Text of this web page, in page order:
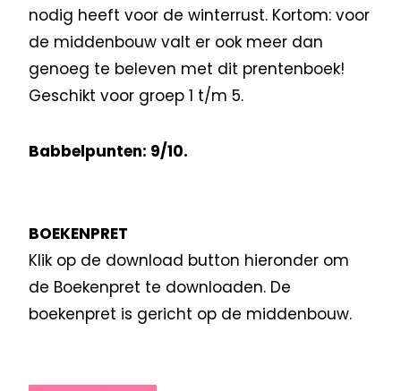
nodig heeft voor de winterrust. Kortom: voor
de middenbouw valt er ook meer dan
genoeg te beleven met dit prentenboek!
Geschikt voor groep 1 t/m 5.
Babbelpunten: 9/10.
BOEKENPRET
Klik op de download button hieronder om
de Boekenpret te downloaden. De
boekenpret is gericht op de middenbouw.